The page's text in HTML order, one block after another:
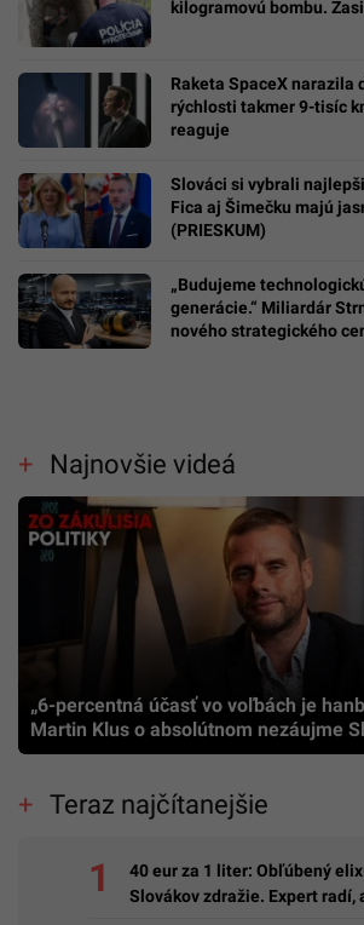
kilogramovú bombu.
Raketa SpaceX narazila
rýchlosti takmer 9-tisíc
reaguje
Slováci si vybrali
Fica aj Šimečku majú
(PRIESKUM)
„Budujeme
generácie.“ Miliardár
nového strategického
Najnovšie videá
„6-percentná účasť vo voľbách je
Martin Klus o absolútnom nezáujme
Teraz najčítanejšie
40 eur za 1 liter: Obľúbený
Slovákov zdražie. Expert radí,